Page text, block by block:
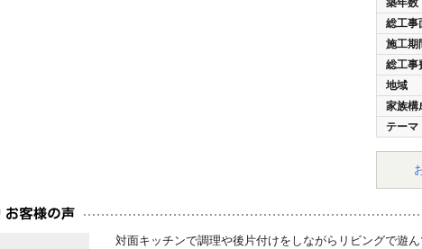
総工事
施工期
総工事
地域
家族構
テーマ
対面キッチンで調理や後片付けをしながらリビングで遊